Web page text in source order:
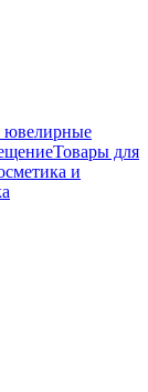
ювелирные
Товары для
и